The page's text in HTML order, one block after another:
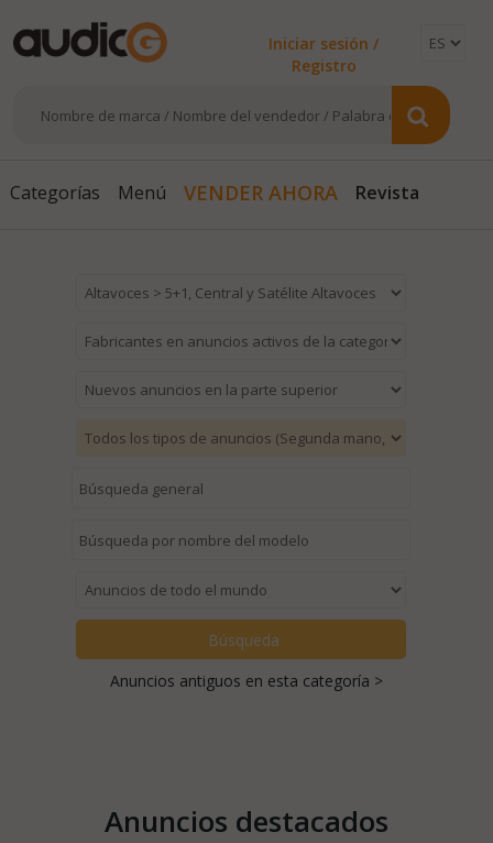
Iniciar sesión /
Registro
Categorías Menú VENDER AHORA Revista
Anuncios antiguos en esta categoría >
Anuncios destacados